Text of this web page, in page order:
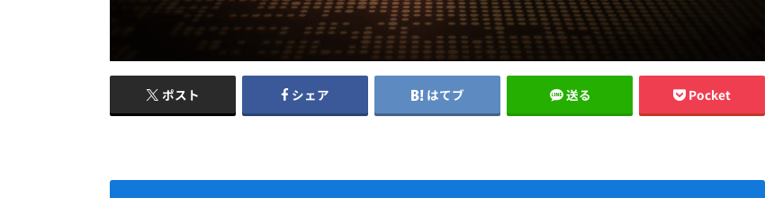
ポスト シェア はてブ 送る Pocket